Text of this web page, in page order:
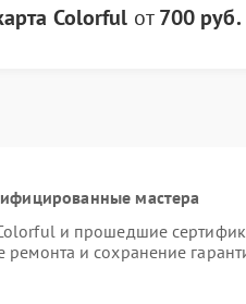
Colorful от700 руб.
мастера
и прошедшие
ремонта и сохранение